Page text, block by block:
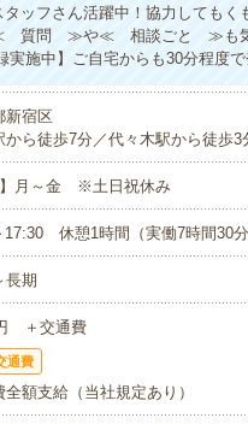
タッフさん活躍中！協力しても
≪ 質問 ≫や≪ 相談ごと ≫も気
施中】ご自宅からも30分程度で
新宿区
から徒歩7分／代々木駅から徒歩
】月～金 ※土日祝休み
17:30 休憩1時間（実働7時間30
長期
＋交通費
通費
全額支給（当社規定あり）